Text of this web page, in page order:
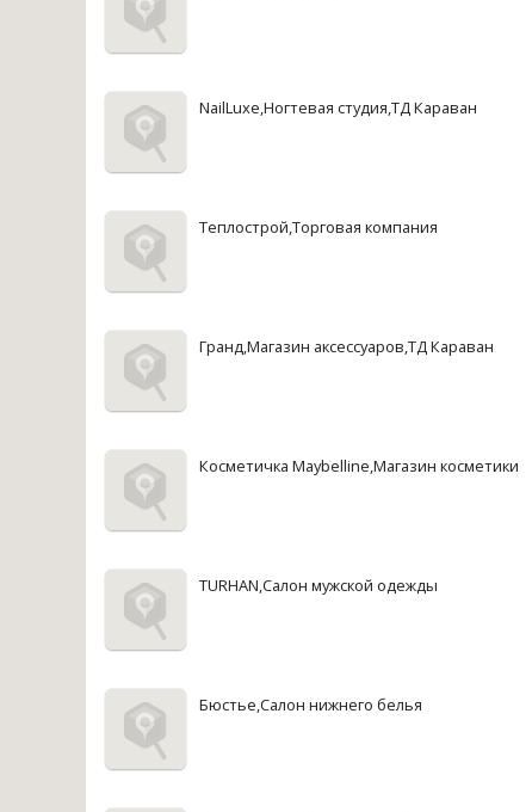
NailLuxe,Ногтевая студия,ТД Караван
Теплострой,Торговая компания
Гранд,Магазин аксессуаров,ТД Караван
Косметичка Maybelline,Магазин косметики
TURHAN,Салон мужской одежды
Бюстье,Салон нижнего белья